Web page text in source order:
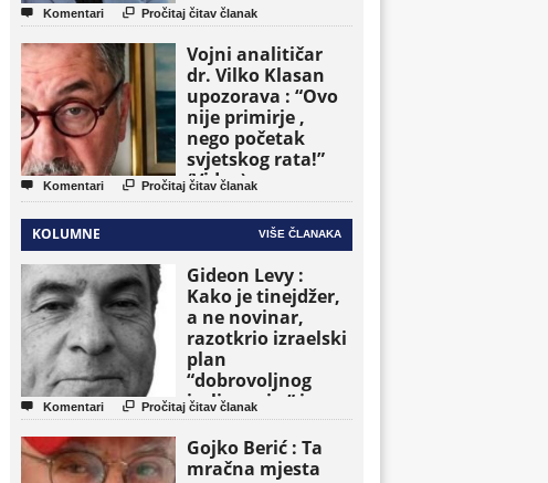
 Komentari  Pročitaj čitav članak
Vojni analitičar
dr. Vilko Klasan
upozorava : “Ovo
nije primirje ,
nego početak
svjetskog rata!”
(Video)
 Komentari  Pročitaj čitav članak
KOLUMNE VIŠE ČLANAKA
Gideon Levy :
Kako je tinejdžer,
a ne novinar,
razotkrio izraelski
plan
“dobrovoljnog
iseljavanja ” iz
Gaze
 Komentari  Pročitaj čitav članak
Gojko Berić : Ta
mračna mjesta